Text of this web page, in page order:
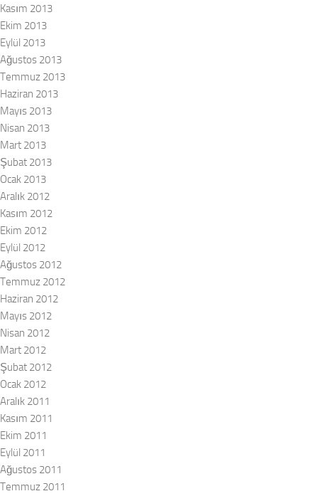
Kasım 2013
Ekim 2013
Eylül 2013
Ağustos 2013
Temmuz 2013
Haziran 2013
Mayıs 2013
Nisan 2013
Mart 2013
Şubat 2013
Ocak 2013
Aralık 2012
Kasım 2012
Ekim 2012
Eylül 2012
Ağustos 2012
Temmuz 2012
Haziran 2012
Mayıs 2012
Nisan 2012
Mart 2012
Şubat 2012
Ocak 2012
Aralık 2011
Kasım 2011
Ekim 2011
Eylül 2011
Ağustos 2011
Temmuz 2011